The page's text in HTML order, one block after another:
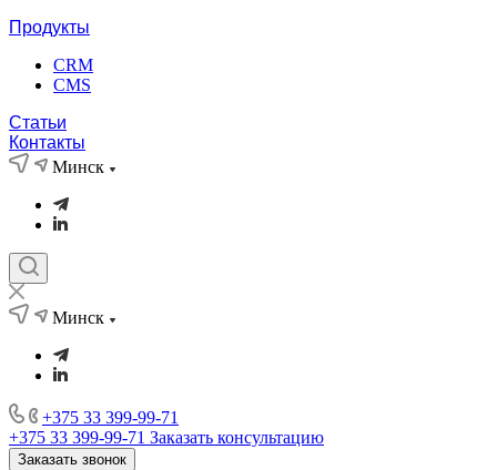
Продукты
CRM
CMS
Статьи
Контакты
Минск
Минск
+375 33 399-99-71
+375 33 399-99-71 Заказать консультацию
Заказать звонок